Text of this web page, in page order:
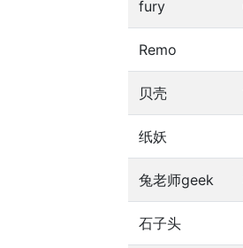
fury
Remo
贝壳
纸妖
兔老师geek
石子头